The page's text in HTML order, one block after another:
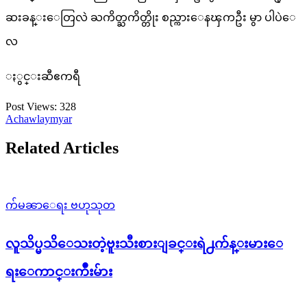
ဆးခန္းေတြလဲ ႀကိတ္ႀကိတ္တိုး စည္ကားေနၾကဦး မွာ ပါပဲေ
လ
ႏွင္းဆီဧကရီ
Post Views: 328
Achawlaymyar
Related Articles
က်မၼာေရး ဗဟုသုတ
လူသိပ္မသိေသးတဲ့ဗူးသီးစားျခင္းရဲ႕က်န္းမားေ
ရးေကာင္းက်ိဳးမ်ား